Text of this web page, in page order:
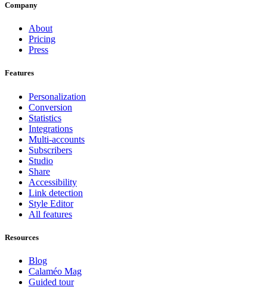
Company
About
Pricing
Press
Features
Personalization
Conversion
Statistics
Integrations
Multi-accounts
Subscribers
Studio
Share
Accessibility
Link detection
Style Editor
All features
Resources
Blog
Calaméo Mag
Guided tour